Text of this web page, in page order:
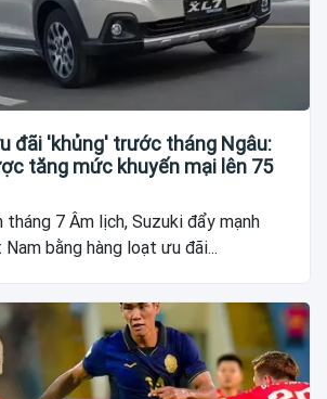
đãi 'khủng' trước tháng Ngâu:
tăng mức khuyến mại lên 75
7 Âm lịch, Suzuki đẩy mạnh
bằng hàng loạt ưu đãi...